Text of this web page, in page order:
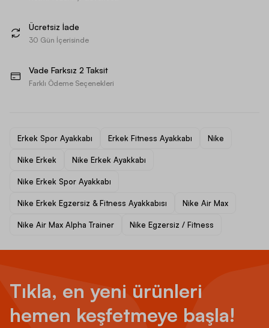
Ücretsiz İade
30 Gün İçerisinde
Vade Farksız 2 Taksit
Farklı Ödeme Seçenekleri
Erkek Spor Ayakkabı Erkek Fitness Ayakkabı Nike
Nike Erkek Nike Erkek Ayakkabı
Nike Erkek Spor Ayakkabı
Nike Erkek Egzersiz & Fitness Ayakkabısı Nike Air Max
Nike Air Max Alpha Trainer Nike Egzersiz / Fitness
Tıkla, en yeni ürünleri
hemen keşfetmeye başla!